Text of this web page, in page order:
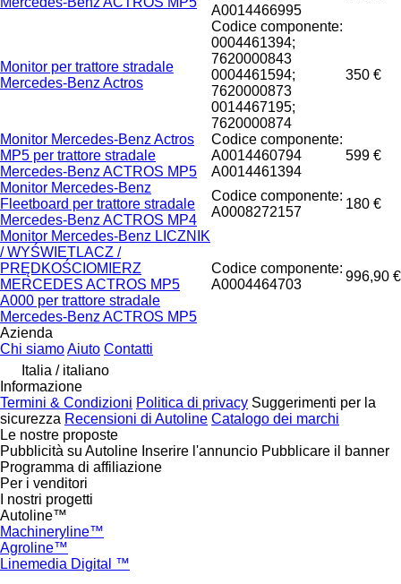
A0014466995
Monitor per trattore stradale
Mercedes-Benz Actros
Codice componente:
0004461394;
7620000843
0004461594;
7620000873
0014467195;
7620000874
350 €
Monitor Mercedes-Benz Actros
MP5 per trattore stradale
Mercedes-Benz ACTROS MP5
Codice componente:
A0014460794
A0014461394
599 €
Monitor Mercedes-Benz
Fleetboard per trattore stradale
Mercedes-Benz ACTROS MP4
Codice componente:
A0008272157
180 €
Monitor Mercedes-Benz LICZNIK
/ WYŚWIETLACZ /
PRĘDKOŚCIOMIERZ
MERCEDES ACTROS MP5
A000 per trattore stradale
Mercedes-Benz ACTROS MP5
Codice componente:
A0004464703
996,90 €
Azienda
Chi siamoAiuto Contatti
Italia / italiano
Informazione
Termini & Condizioni Politica di privacy Suggerimenti per la
sicurezza Recensioni di Autoline Catalogo dei marchi
Le nostre proposte
Pubblicità su Autoline Inserire l'annuncio Pubblicare il banner
Programma di affiliazione
Per i venditori
I nostri progetti
Autoline™
Machineryline™
Agroline™
Linemedia Digital ™